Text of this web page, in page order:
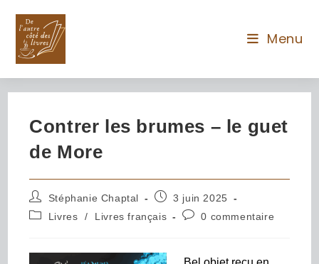
Menu
Contrer les brumes – le guet
de More
Stéphanie Chaptal
3 juin 2025
Livres
/ Livres français 0 commentaire